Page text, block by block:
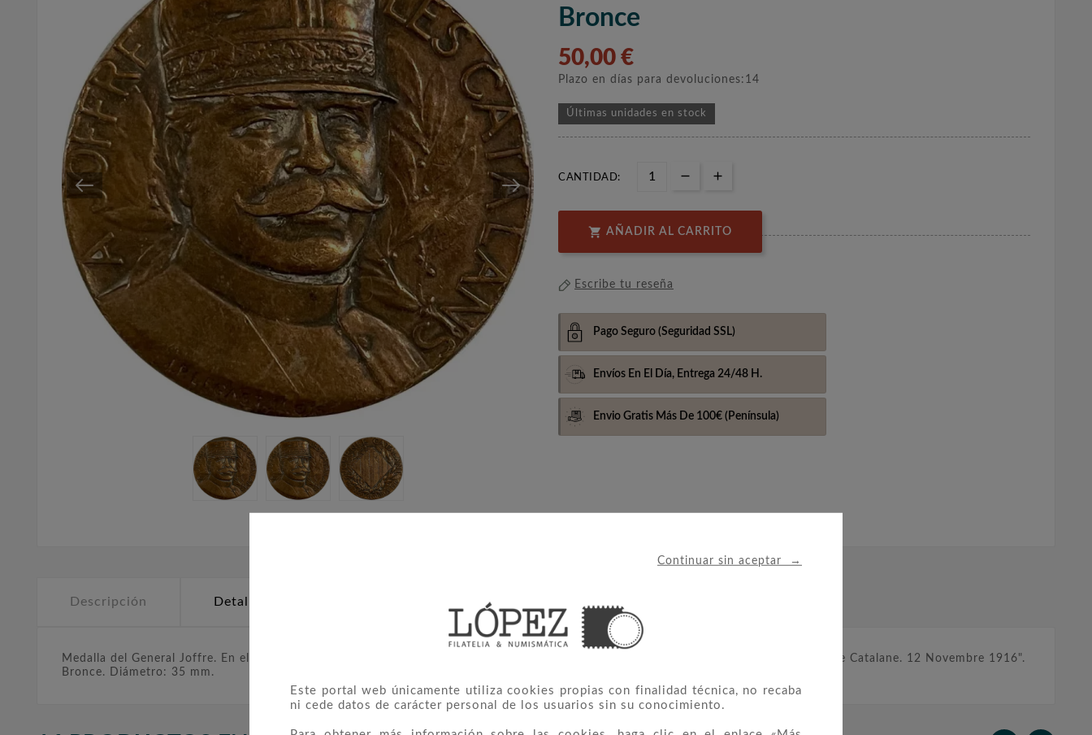
Continuar sin aceptar →
Este portal web únicamente utiliza cookies propias con finalidad técnica, no recaba
ni cede datos de carácter personal de los usuarios sin su conocimiento.
Bronce
50,00 €
Plazo en días para devoluciones:14
Últimas unidades en stock
CANTIDAD:
 AÑADIR AL CARRITO
Escribe tu reseña
Pago Seguro (Seguridad SSL)
Envíos En El Día, Entrega 24/48 H.
Envio Gratis Más De 100€ (Península)
Descripción Detalles del producto
Medalla del General Joffre. En el anverso, retrato del General y leyenda "À Joffre les Catalans". En el reverso, escudo y leyenda "Journée Catalane. 12 Novembre 1916".
Bronce. Diámetro: 35 mm.